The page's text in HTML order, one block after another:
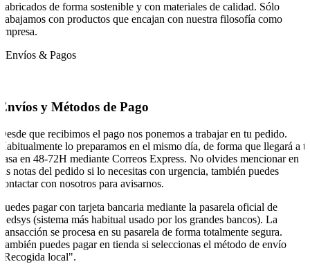
de forma sostenible y con materiales de calidad. Sólo
con productos que encajan con nuestra filosofía como
Envíos & Pagos
y Métodos de Pago
que recibimos el pago nos ponemos a trabajar en tu pedido.
lo preparamos en el mismo día, de forma que llegará a
en 48-72H mediante Correos Express. No olvides mencionar en
notas del pedido si lo necesitas con urgencia, también puedes
con nosotros para avisarnos.
pagar con tarjeta bancaria mediante la pasarela oficial de
(sistema más habitual usado por los grandes bancos). La
se procesa en su pasarela de forma totalmente segura.
puedes pagar en tienda si seleccionas el método de envío
local".